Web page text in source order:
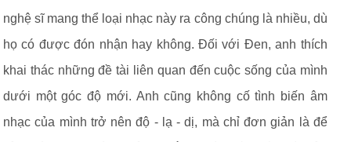
nghệ sĩ mang thể loại nhạc này ra công chúng là nhiều, dù
họ có được đón nhận hay không. Đối với Đen, anh thích
khai thác những đề tài liên quan đến cuộc sống của mình
dưới một góc độ mới. Anh cũng không cố tình biến âm
nhạc của mình trở nên độ - lạ - dị, mà chỉ đơn giản là để